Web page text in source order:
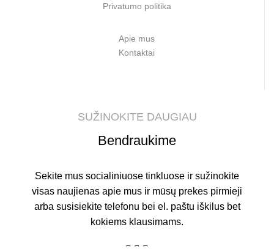
Privatumo politika
Apie mus
Kontaktai
SUŽINOKITE DAUGIAU
Bendraukime
Sekite mus socialiniuose tinkluose ir sužinokite
visas naujienas apie mus ir mūsų prekes pirmieji
arba susisiekite telefonu bei el. paštu iškilus bet
kokiems klausimams.